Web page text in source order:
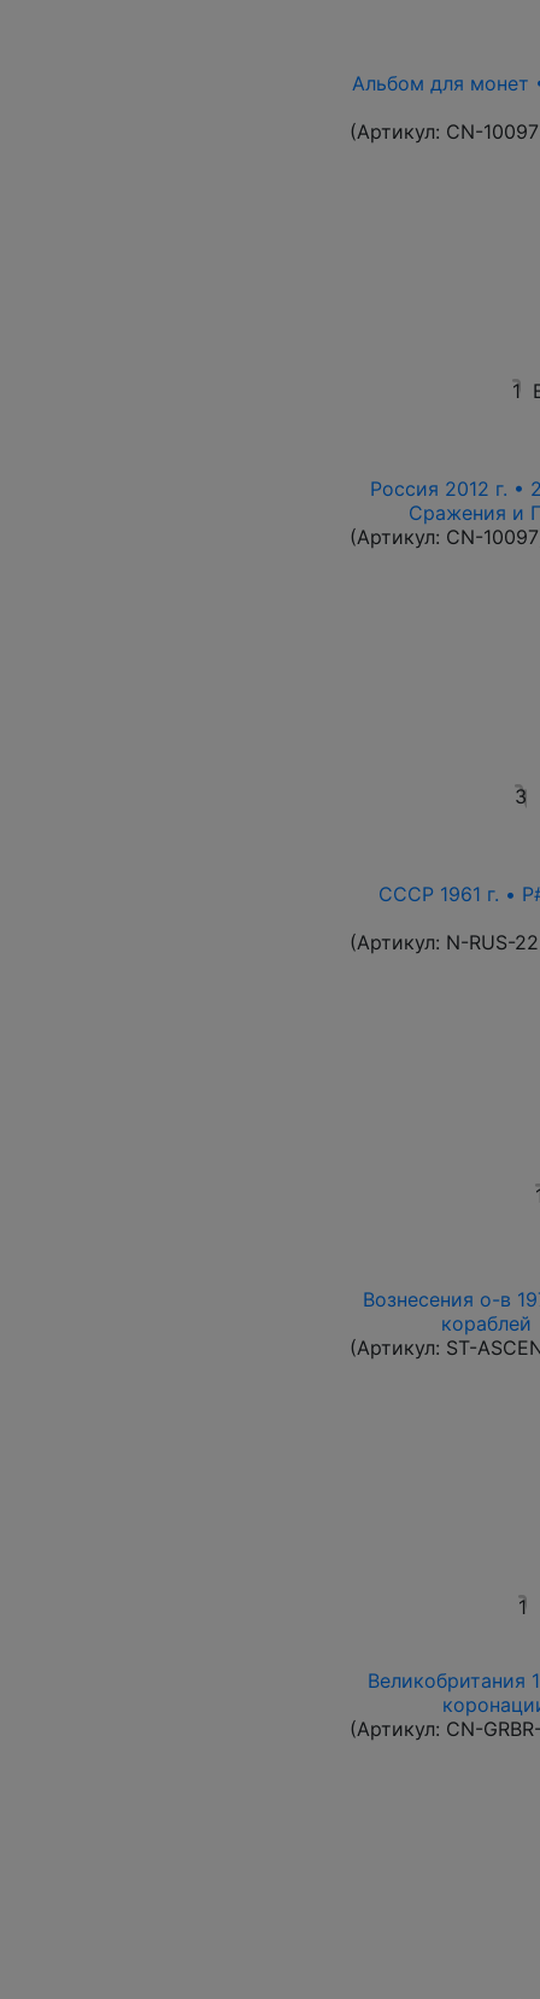
Альбом для монет
(Артикул: CN-
1
Россия 2012 г. •
Сражения и
(Артикул: CN-10097
3
СССР 1961 г. •
(Артикул: N-RUS-
Вознесения о-в
кораблей
(Артикул: ST-
1
Великобритания
(Артикул: CN-